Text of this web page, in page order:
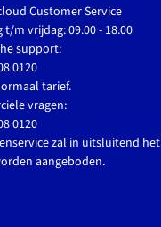
Customer Service
t/m vrijdag: 09.00 - 18.00
support:
0120
tarief.
vragen:
0120
zal in uitsluitend het
aangeboden.